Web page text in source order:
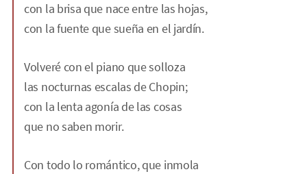
con la brisa que nace entre las hojas,
con la fuente que sueña en el jardín.
Volveré con el piano que solloza
las nocturnas escalas de Chopin;
con la lenta agonía de las cosas
que no saben morir.
Con todo lo romántico, que inmola